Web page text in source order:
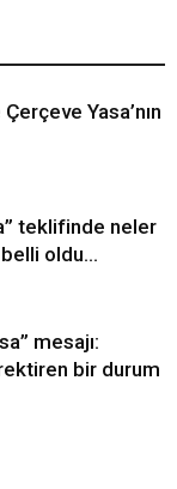
Yasa’nın
teklifinde neler
oldu…
mesajı:
bir durum